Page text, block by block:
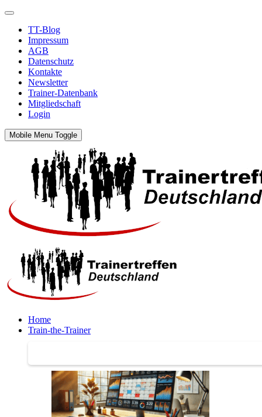
TT-Blog
Impressum
AGB
Datenschutz
Kontakte
Newsletter
Trainer-Datenbank
Mitgliedschaft
Login
Mobile Menu Toggle
Home
Train-the-Trainer